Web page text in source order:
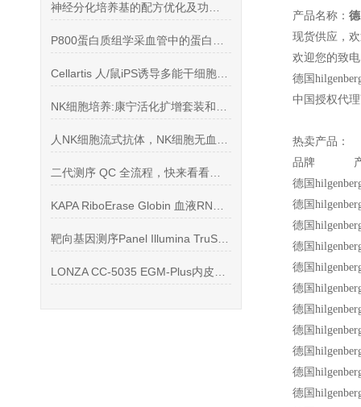
产品名称：
现货供应，
欢迎您的
德国
中国授权代
热卖产品：
品牌 产品
德国
德国
德国
德国
德国
德国
德国
德国
德国
德国
德国